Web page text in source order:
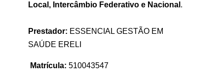
Local, Intercâmbio Federativo e Nacional .
Prestador: ESSENCIAL GESTÃO EM
SAÚDE ERELI
Matrícula: 510043547